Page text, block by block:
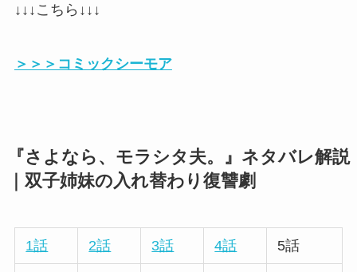
↓↓↓こちら↓↓↓
＞＞＞コミックシーモア
『さよなら、モラシタ夫。』ネタバレ解説
｜双子姉妹の入れ替わり復讐劇
1話 2話 3話 4話 5話